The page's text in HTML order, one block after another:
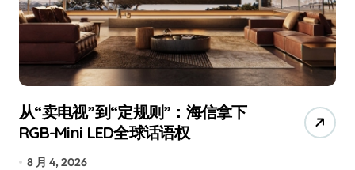
从“卖电视”到“定规则”：海信拿下
RGB-Mini LED全球话语权
8 月 4, 2026